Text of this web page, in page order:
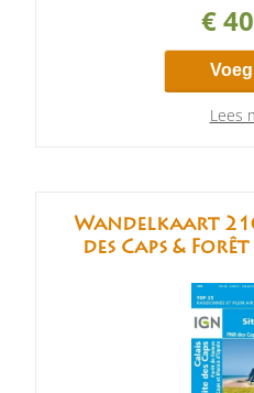
€
Lees
Wandelkaart
des Caps &